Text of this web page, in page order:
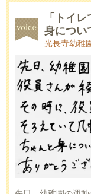
「トイ
身につい
光長寺幼